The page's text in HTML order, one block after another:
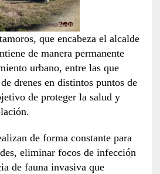
que encabeza el alcalde
de manera permanente
urbano, entre las que
drenes en distintos puntos de
de proteger la salud y
de forma constante para
eliminar focos de infección
de fauna invasiva que